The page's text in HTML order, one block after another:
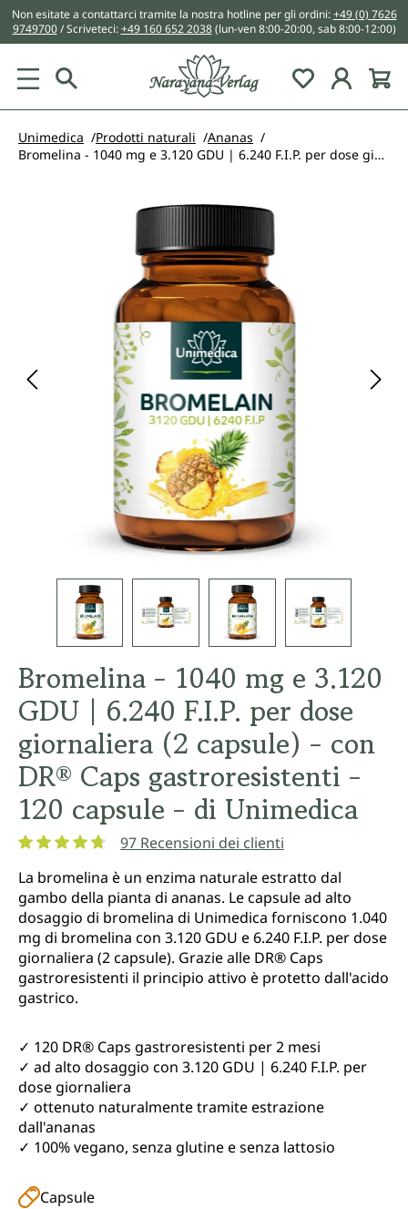
principale
Non esitate a contattarci tramite la nostra hotline per gli ordini:+49 (0) 7626
9749700/ Scriveteci:+49 160 652 2038 (lun-ven 8:00-20:00, sab 8:00-12:00)
You have 0
Unimedica Prodotti naturali
Ananas
Bromelina - 1040 mg e 3.120 GDU | 6.240 F.I.P. per dose giornaliera (2 capsule) - con DR® Caps gastroresistenti - 120 capsule - di Unimedica
Salta la galleria di immagini
Bromelina - 1040 mg e 3.120
GDU | 6.240 F.I.P. per dose
giornaliera (2 capsule) - con
DR® Caps gastroresistenti -
120 capsule - di Unimedica
97 Recensioni dei clienti
La bromelina è un enzima naturale estratto dal
gambo della pianta di ananas. Le capsule ad alto
dosaggio di bromelina di Unimedica forniscono 1.040
mg di bromelina con 3.120 GDU e 6.240 F.I.P. per dose
giornaliera (2 capsule). Grazie alle DR® Caps
gastroresistenti il principio attivo è protetto dall'acido
gastrico.
✓ 120 DR® Caps gastroresistenti per 2 mesi
✓ ad alto dosaggio con 3.120 GDU | 6.240 F.I.P. per
dose giornaliera
✓ ottenuto naturalmente tramite estrazione
dall'ananas
✓ 100% vegano, senza glutine e senza lattosio
Capsule